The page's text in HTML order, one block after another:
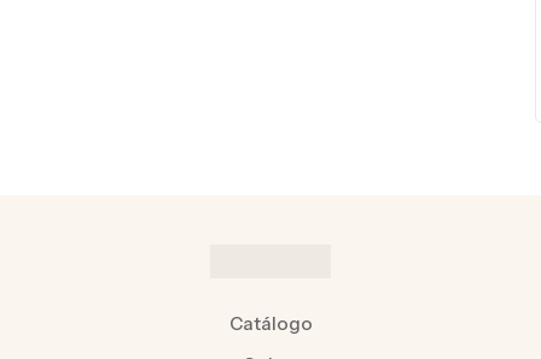
Catálogo